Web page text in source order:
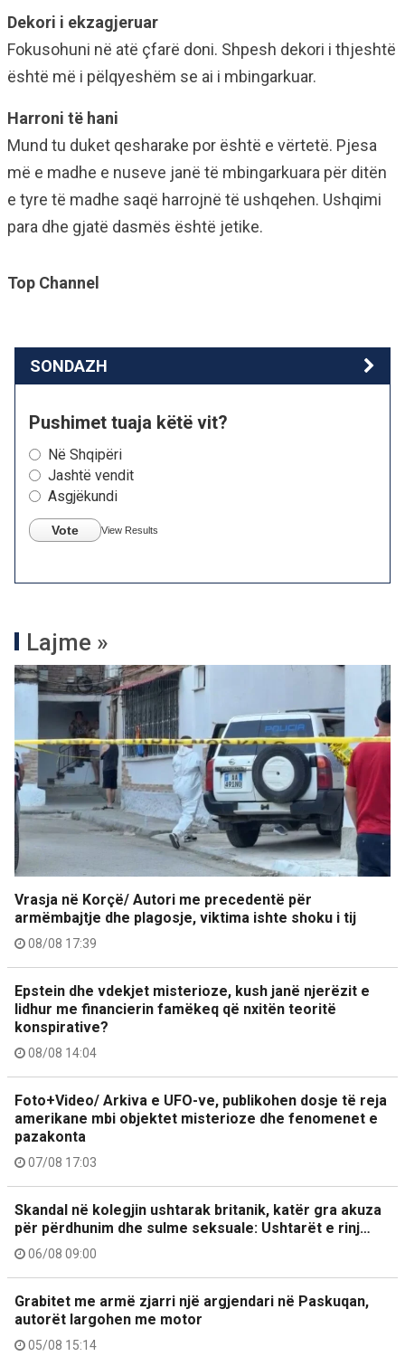
Dekori i ekzagjeruar
Fokusohuni në atë çfarë doni. Shpesh dekori i thjeshtë
është më i pëlqyeshëm se ai i mbingarkuar.
Harroni të hani
Mund tu duket qesharake por është e vërtetë. Pjesa
më e madhe e nuseve janë të mbingarkuara për ditën
e tyre të madhe saqë harrojnë të ushqehen. Ushqimi
para dhe gjatë dasmës është jetike.
Top Channel
SONDAZH
Pushimet tuaja këtë vit?
Në Shqipëri
Jashtë vendit
Asgjëkundi
Vote View Results
Lajme »
Vrasja në Korçë/ Autori me precedentë për
armëmbajtje dhe plagosje, viktima ishte shoku i tij
08/08 17:39
Epstein dhe vdekjet misterioze, kush janë njerëzit e
lidhur me financierin famëkeq që nxitën teoritë
konspirative?
08/08 14:04
Foto+Video/ Arkiva e UFO-ve, publikohen dosje të reja
amerikane mbi objektet misterioze dhe fenomenet e
pazakonta
07/08 17:03
Skandal në kolegjin ushtarak britanik, katër gra akuza
për përdhunim dhe sulme seksuale: Ushtarët e rinj…
06/08 09:00
Grabitet me armë zjarri një argjendari në Paskuqan,
autorët largohen me motor
05/08 15:14